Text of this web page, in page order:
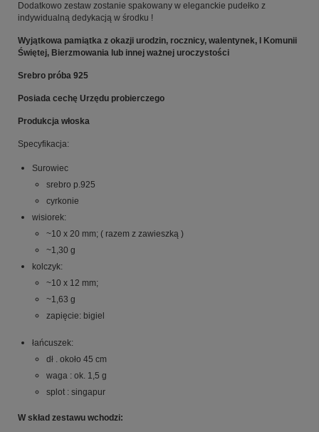
Dodatkowo zestaw zostanie spakowany w eleganckie pudełko z
indywidualną dedykacją w środku !
Wyjątkowa pamiątka z okazji urodzin, rocznicy, walentynek, I Komunii
Świętej, Bierzmowania lub innej ważnej uroczystości
Srebro próba 925
Posiada cechę Urzędu probierczego
Produkcja włoska
Specyfikacja:
Surowiec
srebro p.925
cyrkonie
wisiorek:
~10 x 20 mm; ( razem z zawieszką )
~1,30 g
kolczyk:
~10 x 12 mm;
~1,63 g
zapięcie: bigiel
łańcuszek:
dł . około 45 cm
waga : ok. 1,5 g
splot : singapur
W skład zestawu wchodzi: